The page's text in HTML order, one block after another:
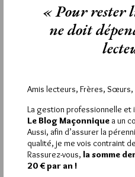
Aucun commentaire
Étiquettes :CNRDD GODF,
peuples
La rédaction de
réservée
Si vous
« Pour rester
ne doit
Amis lecteurs, Frères, Sœurs,
La gestion professionnelle et
Le Blog Maçonnique a un
Aussi, afin d’assurer la
qualité, je me vois contraint
Rassurez-vous, la somme
20 € par an !